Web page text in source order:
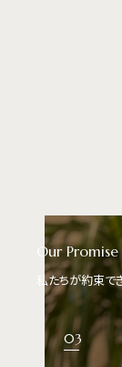
Our Promise
私たちが約束で
03